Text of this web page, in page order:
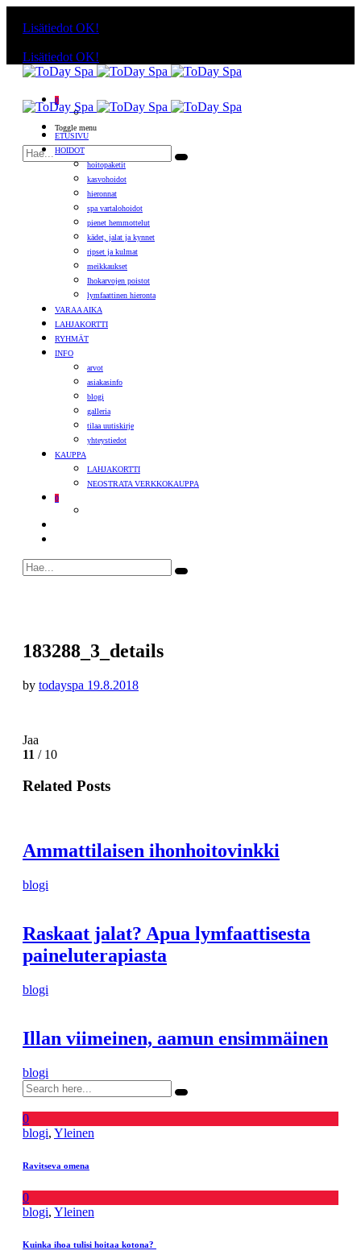
Lisätiedot OK!
Lisätiedot OK!
0
Toggle menu
ETUSIVU
HOIDOT
hoitopaketit
kasvohoidot
hieronnat
spa vartalohoidot
pienet hemmottelut
kädet, jalat ja kynnet
ripset ja kulmat
meikkaukset
Ihokarvojen poistot
lymfaattinen hieronta
VARAA AIKA
LAHJAKORTTI
RYHMÄT
INFO
arvot
asiakasinfo
blogi
galleria
tilaa uutiskirje
yhteystiedot
KAUPPA
LAHJAKORTTI
NEOSTRATA VERKKOKAUPPA
0
183288_3_details
by todayspa 19.8.2018
Jaa
11 / 10
Related Posts
Ammattilaisen ihonhoitovinkki
blogi
Raskaat jalat? Apua lymfaattisesta
paineluterapiasta
blogi
Illan viimeinen, aamun ensimmäinen
blogi
0
blogi, Yleinen
Ravitseva omena
0
blogi, Yleinen
Kuinka ihoa tulisi hoitaa kotona?